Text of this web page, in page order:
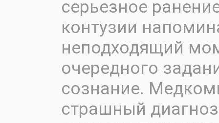
серьезное
контузии
неподходящий
очередного
сознание.
страшный